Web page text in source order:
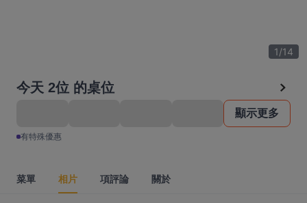
1/14
今天 2位 的桌位
顯示更多
有特殊優惠
菜單 相片 項評論 關於